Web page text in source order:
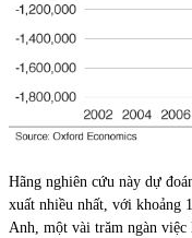
Hãng nghiên cứu này dự
xuất nhiều nhất, với khoảng
Anh, một vài trăm ngàn